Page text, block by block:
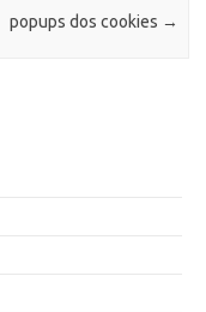
popups dos cookies →